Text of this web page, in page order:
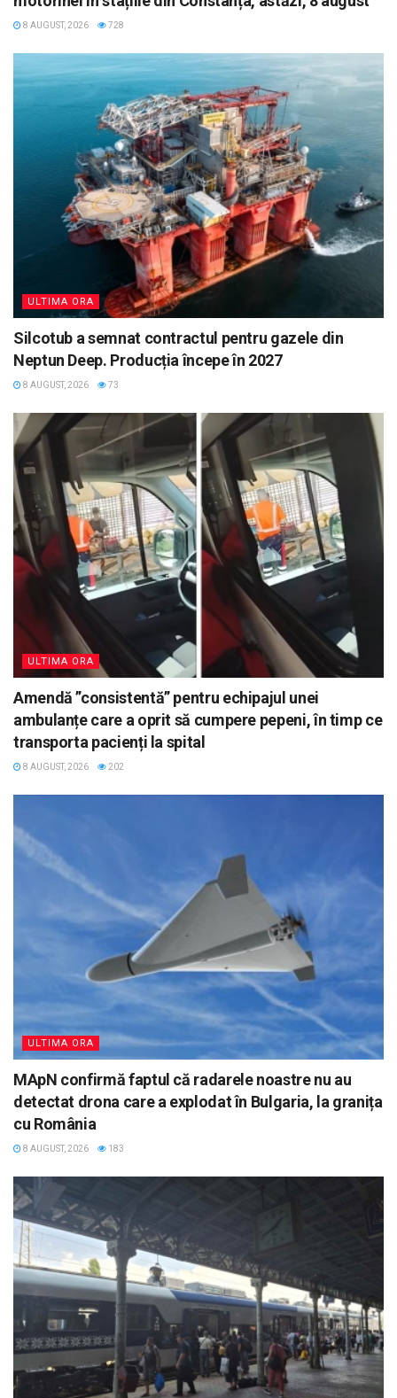
8 AUGUST, 2026 728
ULTIMA ORA
Silcotub a semnat contractul pentru gazele din
Neptun Deep. Producția începe în 2027
8 AUGUST, 2026 73
ULTIMA ORA
Amendă ”consistentă” pentru echipajul unei
ambulanțe care a oprit să cumpere pepeni, în timp ce
transporta pacienți la spital
8 AUGUST, 2026 202
ULTIMA ORA
MApN confirmă faptul că radarele noastre nu au
detectat drona care a explodat în Bulgaria, la granița
cu România
8 AUGUST, 2026 183